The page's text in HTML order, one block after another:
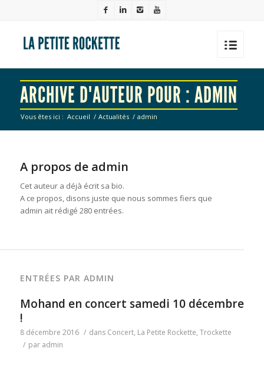
ARCHIVE D'AUTEUR POUR : ADMIN
Vous êtes ici : Accueil / Actualités / admin
A propos de admin
Cet auteur a déjà écrit sa bio.
A ce propos, disons juste que nous sommes fiers que
admin ait rédigé 280 entrées.
ENTRÉES PAR ADMIN
Mohand en concert samedi 10 décembre
!
8 décembre 2016 / dans Concert, La Petite Rockette, Trockette
/ par admin